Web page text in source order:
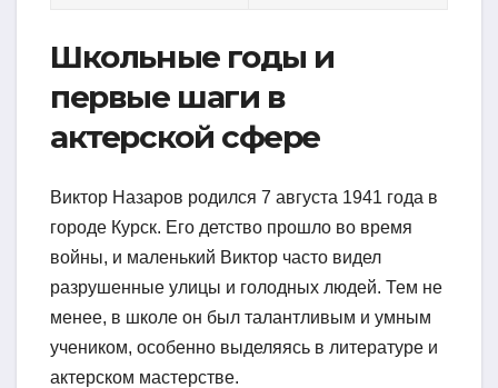
Школьные годы и
первые шаги в
актерской сфере
Виктор Назаров родился 7 августа 1941 года в
городе Курск. Его детство прошло во время
войны, и маленький Виктор часто видел
разрушенные улицы и голодных людей. Тем не
менее, в школе он был талантливым и умным
учеником, особенно выделяясь в литературе и
актерском мастерстве.